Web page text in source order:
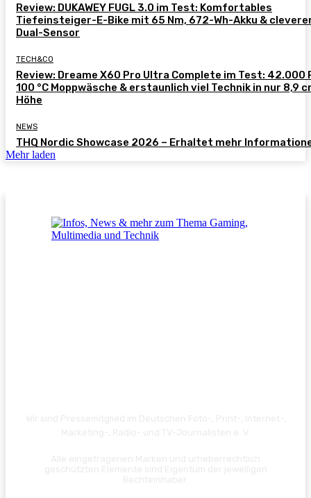
Review: DUKAWEY FUGL 3.0 im Test: Komfortables
Tiefeinsteiger-E-Bike mit 65 Nm, 672-Wh-Akku &
Dual-Sensor
TECH&CO
Review: Dreame X60 Pro Ultra Complete im Test: 42.000
100 °C Moppwäsche & erstaunlich viel Technik in nur 8,9
Höhe
NEWS
THQ Nordic Showcase 2026 – Erhaltet mehr
Mehr laden